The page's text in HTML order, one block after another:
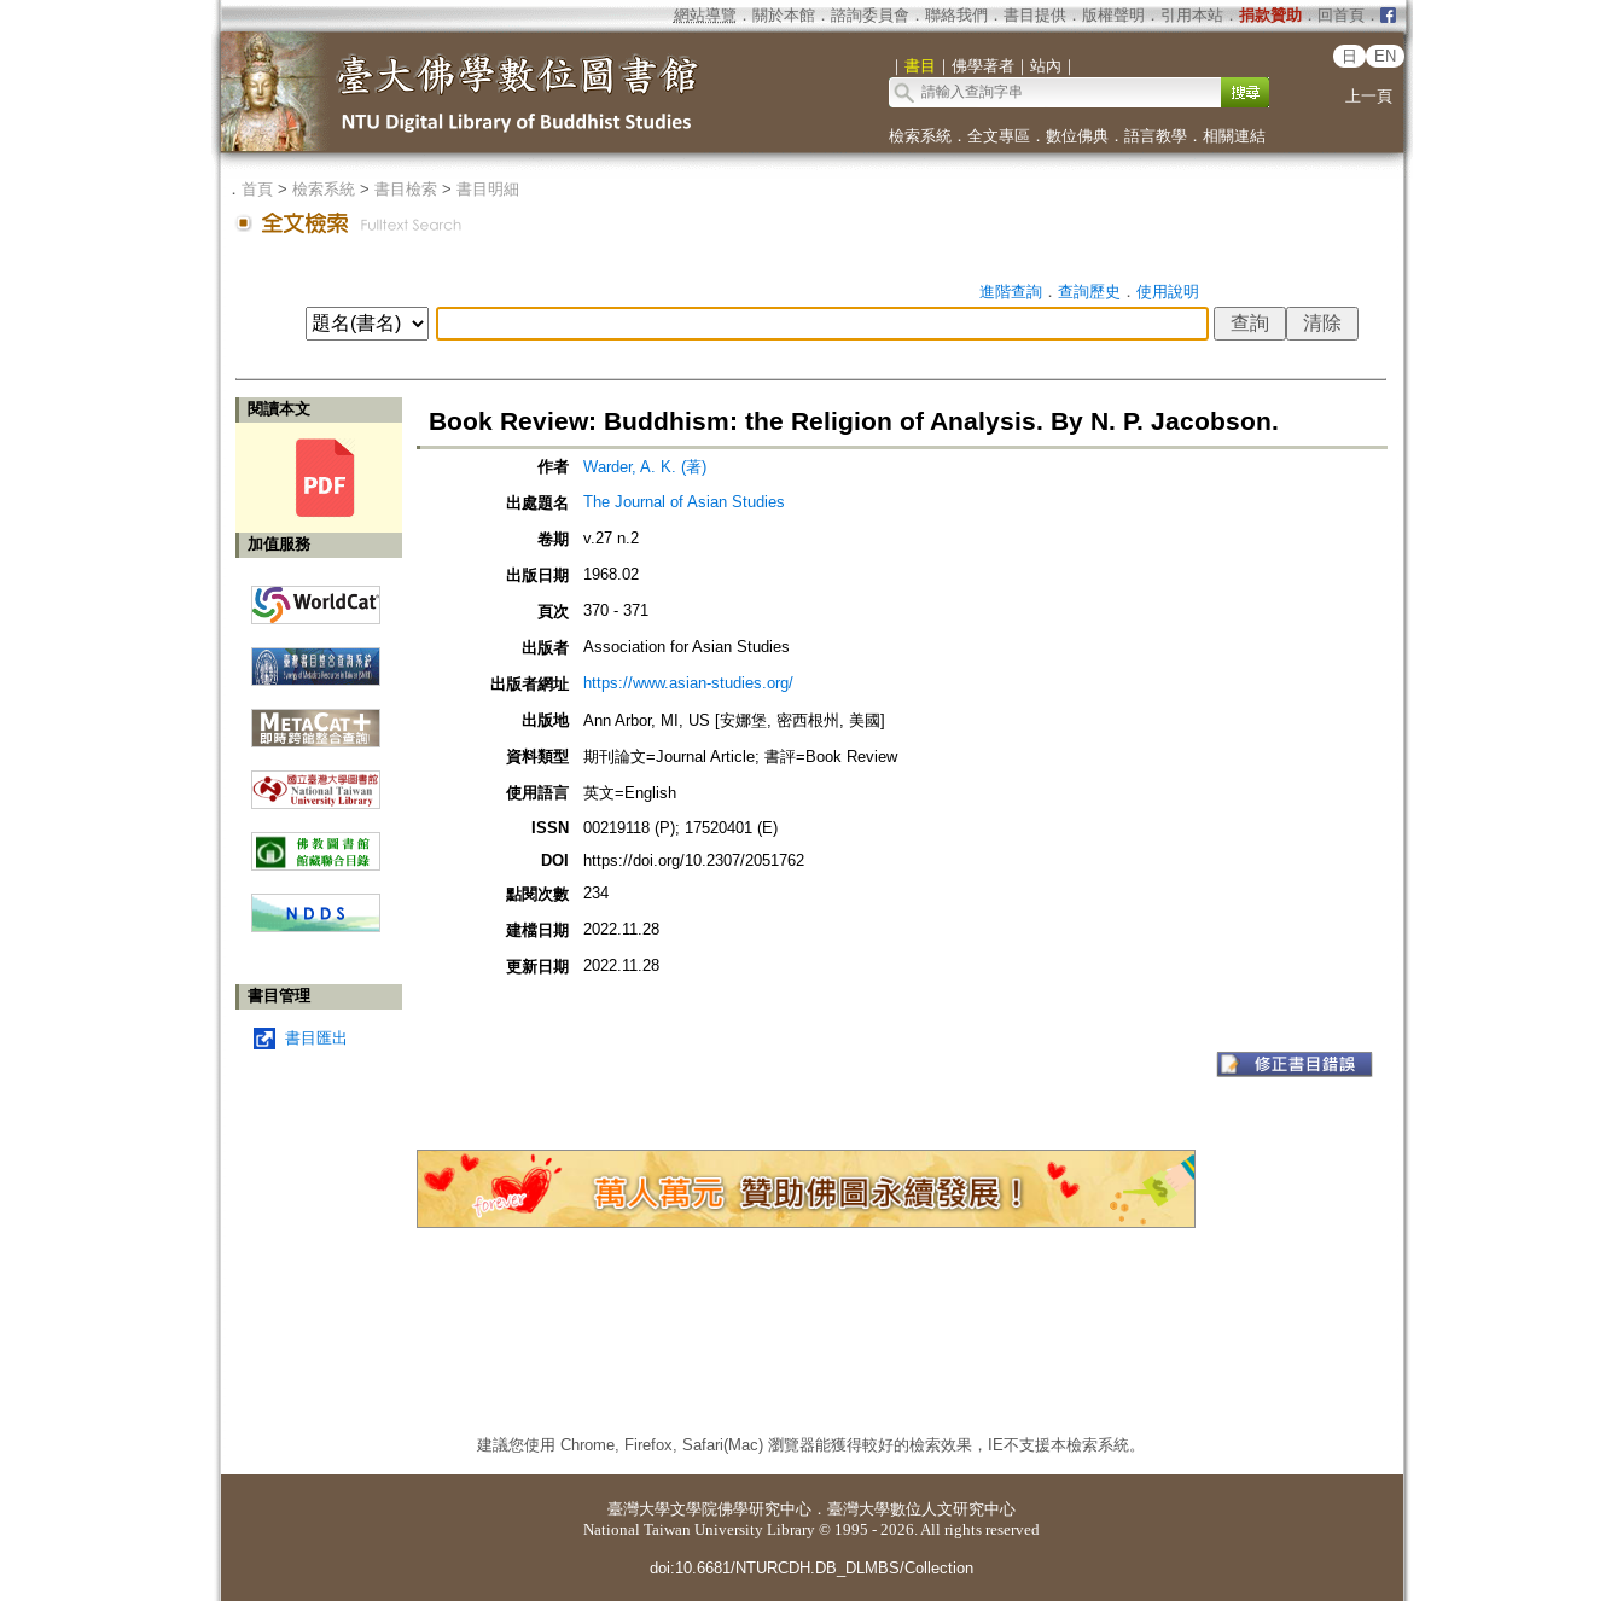
網站導覽 ． 關於本館． 諮詢委員會． 聯絡我們 ． 書目提供． 版權聲明 ． 引用本站． 捐款贊助．回首頁．
｜ 書目 ｜ 佛學著者｜ 站內 ｜
日 EN
上一頁
檢索系統． 全文專區 ． 數位佛典． 語言教學． 相關連結
． 首頁> 檢索系統> 書目檢索> 書目明細
進階查詢． 查詢歷史 ． 使用說明
閱讀本文
加值服務
書目管理
書目匯出
Book Review: Buddhism: the Religion of Analysis. By N. P. Jacobson.
作者
Warder, A. K. (著)
出處題名
The Journal of Asian Studies
卷期 v.27 n.2
出版日期 1968.02
頁次 370 - 371
出版者 Association for Asian Studies
出版者網址 https://www.asian-studies.org/
出版地
Ann Arbor, MI, US [安娜堡, 密西根州, 美國]
資料類型
期刊論文=Journal Article; 書評=Book Review
使用語言
英文=English
ISSN
00219118 (P); 17520401 (E)
DOI
https://doi.org/10.2307/2051762
點閱次數
234
建檔日期 2022.11.28
更新日期 2022.11.28
建議您使用 Chrome, Firefox, Safari(Mac) 瀏覽器能獲得較好的檢索效果，IE不支援本檢索系統。
臺灣大學文學院佛學研究中心 ． 臺灣大學數位人文研究中心
National Taiwan University Library © 1995 - 2026. All rights reserved
doi:10.6681/NTURCDH.DB_DLMBS/Collection